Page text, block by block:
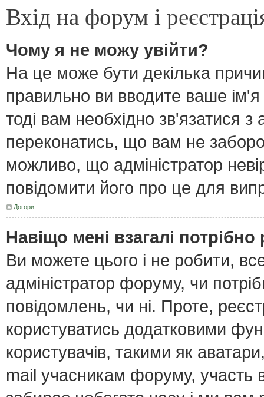
Вхід на форум і
Чому я не можу увійти?
На це може бути декілька
правильно ви вводите ваше
тоді вам необхідно зв'язатися
переконатись, що вам не
можливо, що адміністратор
повідомити його про це для
Догори
Навіщо мені взагалі
Ви можете цього і не робити,
адміністратор форуму, чи
повідомлень, чи ні. Проте,
користуватись додатковими
користувачів, такими як
mail учасникам форуму, участь